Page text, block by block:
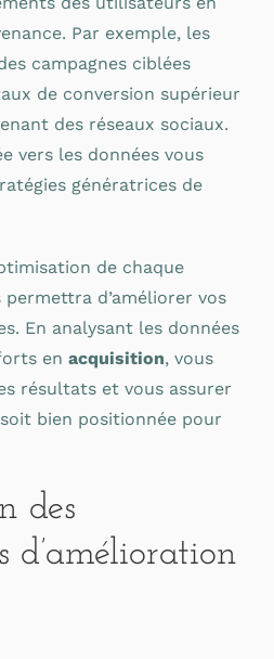
Par exemple, les
campagnes ciblées
de conversion supérieur
des réseaux sociaux.
vers les données vous
génératrices de
de chaque
d’améliorer vos
En analysant les données
en acquisition, vous
résultats et vous assurer
bien positionnée pour
des
d’amélioration